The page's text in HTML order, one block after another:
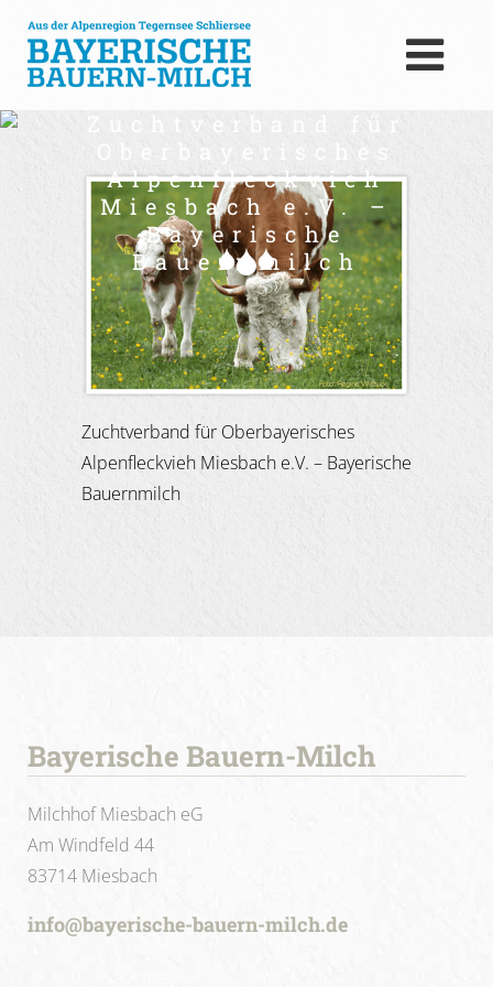
Zuchtverband für
Oberbayerisches
Alpenfleckvieh
Miesbach e.V. –
Bayerische
Bauernmilch
Zuchtverband für Oberbayerisches
Alpenfleckvieh Miesbach e.V. – Bayerische
Bauernmilch
Bayerische Bauern-Milch
Milchhof Miesbach eG
Am Windfeld 44
83714 Miesbach
info@bayerische-bauern-milch.de